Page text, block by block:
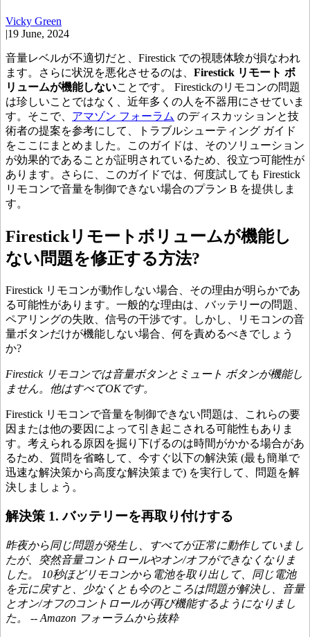
Vicky Green
|19 June, 2024
音量レベルが不適切だと、Firestick での視聴体験が損なわれ
ます。さらに状況を悪化させるのは、 Firestick リモート ボ
リュームが機能しないことです。 Firestickのリモコンの問題
は珍しいことではなく、近年多くの人を不器用にさせていま
す。そこで、 アマゾン フォーラム のディスカッションと技
術者の提案を参考にして、トラブルシューティング ガイド
をここにまとめました。このガイドは、そのソリューション
が効果的であることが証明されているため、役立つ可能性が
あります。さらに、このガイドでは、何度試しても Firestick
リモコンで音量を制御できない場合のプラン B を提供しま
す。
Firestickリモートボリュームが機能し
ない問題を修正する方法?
Firestick リモコンが動作しない場合、その理由が明らかであ
る可能性があります。一般的な理由は、バッテリーの問題、
ペアリングの失敗、信号の干渉です。しかし、リモコンの音
量ボタンだけが機能しない場合、何を責めるべきでしょう
か?
Firestick リモコンでは音量ボタンとミュート ボタンが機能し
ません。他はすべてOKです。
Firestick リモコンで音量を制御できない問題は、これらの要
因または他の要因によって引き起こされる可能性もありま
す。考えられる原因を掘り下げるのは時間がかかる場合があ
るため、質問を省略して、今すぐ以下の解決策 (最も簡単で
迅速な解決策から高度な解決策まで) を実行して、問題を解
決しましょう。
解決策 1. バッテリーを再取り付けする
昨夜から同じ問題が発生し、すべてが正常に動作していまし
たが、突然音量コントロールやオン/オフができなくなりま
した。 10秒ほどリモコンから電池を取り出して、同じ電池
を元に戻すと、少なくとも今のところは問題が解決し、音量
とオン/オフのコントロールが再び機能するようになりまし
た。 -- Amazon フォーラムから抜粋